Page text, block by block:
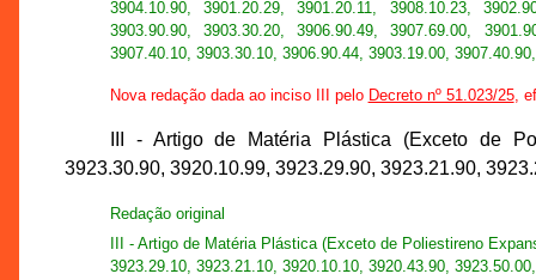
3904.10.90, 3901.20.29, 3901.20.11, 3908.10.23,
3903.90.90, 3903.30.20, 3906.90.49, 3907.69.00,
3907.40.10, 3903.30.10, 3906.90.44, 3903.19.00,
Nova redação dada ao inciso III pelo Decreto nº 51.023/25,
III - Artigo de Matéria Plástica (Exceto de
3923.30.90, 3920.10.99, 3923.29.90, 3923.21.90,
Redação original
III - Artigo de Matéria Plástica (Exceto de Poliestireno
3923.29.10, 3923.21.10, 3920.10.10, 3920.43.90,